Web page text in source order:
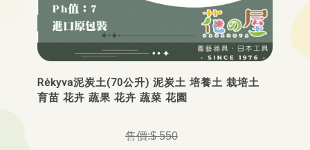
Rėkyva泥炭土(70公升) 泥炭土 培養土 栽培土
育苗 花卉 蔬果 花卉 蔬菜 花園
$ 550